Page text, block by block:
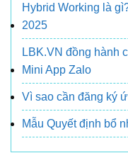
Hybrid Working là
2025
LBK.VN đồng hành
Mini App Zalo
Vì sao cần đăng ký
Mẫu Quyết định bổ